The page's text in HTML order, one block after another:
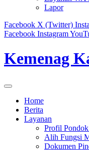
Lapor
Facebook X (Twitter)
Facebook Instagram
Kemenag
Home
Berita
Layanan
Profil Pondok
Alih Fungsi
Dokumen